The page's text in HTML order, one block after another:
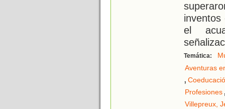
inventos
el
Temática:
Aventuras
,
Profesiones
Villepreux,